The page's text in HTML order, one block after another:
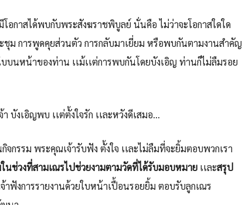
กาสได้พบกับพระสังฆราชพิบูลย์ นั่นคือ ไม่ว่าจะโอกาสใดใด
ม การพูดคุยส่วนตัว การกลับมาเยี่ยม หรือพบกันตามงานสำคัญ
บนหน้าของท่าน เเม้เเต่การพบกันโดยบังเอิญ ท่านก็ไม่ลืมรอย
งเอิญพบ เเต่ตั้งใจรัก เเละหวังดีเสมอ…
รรม พระคุณเจ้ารับฟัง ตั้งใจ เเละไม่ลืมที่จะยิ้มตอบพวกเรา
ในช่วงที่สามเณรไปช่วยงามตามวัดที่ได้รับมอบหมาย เเละสรุป
าฟังการรายงานด้วยใบหน้าเปื้อนรอยยิ้ม ตอบรับลูกเณร